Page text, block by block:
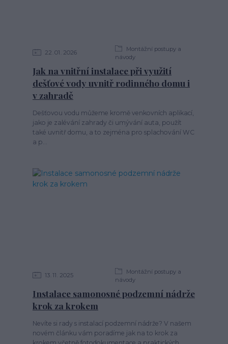
22 01 2026
Montážní postupy a
návody
Jak na vnitřní instalace při využití
dešťové vody uvnitř rodinného domu i
v zahradě
Dešťovou vodu můžeme kromě venkovních aplikací,
jako je zalévání zahrady či umývání auta, použít
také uvnitř domu, a to zejména pro splachování WC
a p...
13 11 2025
Montážní postupy a
návody
Instalace samonosné podzemní nádrže
krok za krokem
Nevíte si rady s instalací podzemní nádrže? V našem
novém článku vám poradíme jak na to krok za